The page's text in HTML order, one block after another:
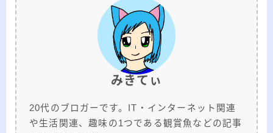
みきてぃ
20代のブロガーです。IT・インターネット関連
や生活関連、趣味の1つである観賞魚などの記事